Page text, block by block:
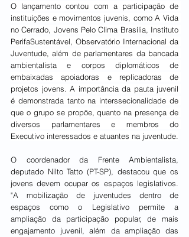
O lançamento contou com a participação de
instituições e movimentos juvenis, como A Vida
no Cerrado, Jovens Pelo Clima Brasília, Instituto
PerifaSustentável, Observatório Internacional da
Juventude, além de parlamentares da bancada
ambientalista e corpos diplomáticos de
embaixadas apoiadoras e replicadoras de
projetos jovens. A importância da pauta juvenil
é demonstrada tanto na interssecionalidade de
que o grupo se propõe, quanto na presença de
diversos parlamentares e membros do
Executivo interessados e atuantes na juventude.
O coordenador da Frente Ambientalista,
deputado Nilto Tatto (PT-SP), destacou que os
jovens devem ocupar os espaços legislativos.
"A mobilização de juventudes dentro de
espaços como o Legislativo permite a
ampliação da participação popular, de mais
engajamento juvenil, além da ampliação das